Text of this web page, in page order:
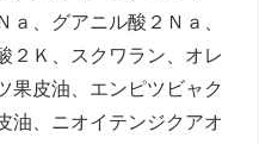
ａ、グアニル酸２Ｎａ、
２Ｋ、スクワラン、オレ
果皮油、エンピツビャク
油、ニオイテンジクアオ